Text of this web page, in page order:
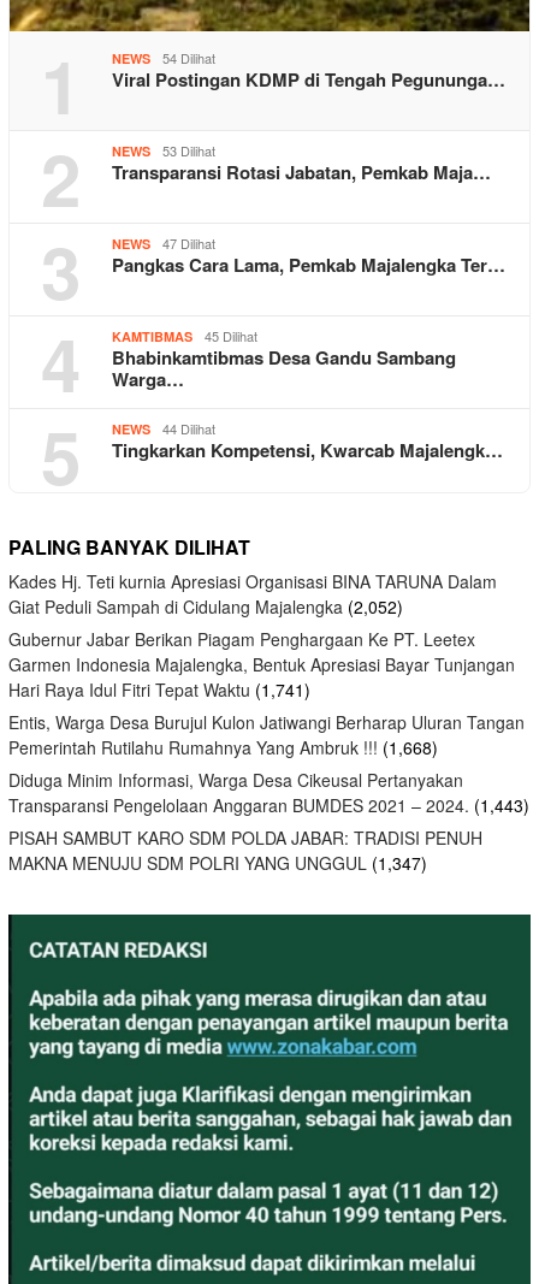
1 NEWS 54 Dilihat
Viral Postingan KDMP di Tengah Pegununga…
2 NEWS 53 Dilihat
Transparansi Rotasi Jabatan, Pemkab Maja…
3 NEWS 47 Dilihat
Pangkas Cara Lama, Pemkab Majalengka Ter…
4 KAMTIBMAS 45 Dilihat
Bhabinkamtibmas Desa Gandu Sambang
Warga…
5 NEWS 44 Dilihat
Tingkarkan Kompetensi, Kwarcab Majalengk…
PALING BANYAK DILIHAT
Kades Hj. Teti kurnia Apresiasi Organisasi BINA TARUNA Dalam
Giat Peduli Sampah di Cidulang Majalengka (2,052)
Gubernur Jabar Berikan Piagam Penghargaan Ke PT. Leetex
Garmen Indonesia Majalengka, Bentuk Apresiasi Bayar Tunjangan
Hari Raya Idul Fitri Tepat Waktu (1,741)
Entis, Warga Desa Burujul Kulon Jatiwangi Berharap Uluran Tangan
Pemerintah Rutilahu Rumahnya Yang Ambruk !!! (1,668)
Diduga Minim Informasi, Warga Desa Cikeusal Pertanyakan
Transparansi Pengelolaan Anggaran BUMDES 2021 – 2024. (1,443)
PISAH SAMBUT KARO SDM POLDA JABAR: TRADISI PENUH
MAKNA MENUJU SDM POLRI YANG UNGGUL (1,347)